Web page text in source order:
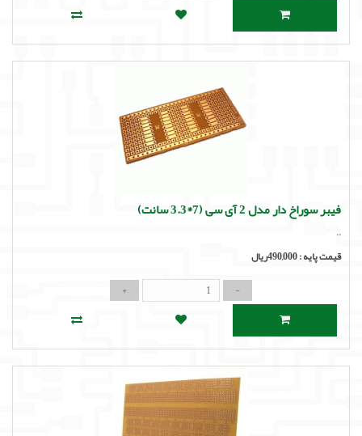
فیبر سوراخ دار مدل 2 آی سی (7*3.3 سانت)
..
قیمت پایه :490,000ریال